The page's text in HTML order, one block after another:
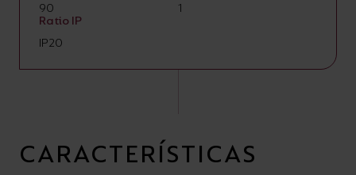
90
1
Ratio IP
IP20
CARACTERÍSTICAS